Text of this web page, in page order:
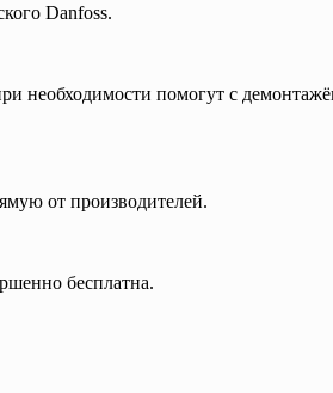
Danfoss.
необходимости помогут с
от производителей.
бесплатна.